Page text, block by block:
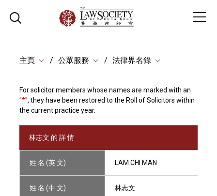
主頁 公眾服務 法律界名錄
For solicitor members whose names are marked with an
"*", they have been restored to the Roll of Solicitors within
the current practice year.
林志文 的 詳 情
姓 名 (英 文) LAM CHI MAN
姓 名 (中 文) 林志文